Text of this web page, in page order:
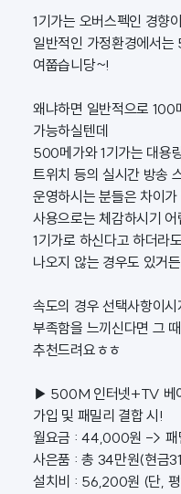
1기가는 오버스펙인 경향
일반적인 가정환경에서
여쭙습니당~!
왜냐하면 일반적으로
가능하실텐데
500메가와 1기가는 대용
트위치 등의 실시간 방송
운영하시는 분들은 차이
사용으로는 체감하시기
1기가로 하신다고 하더라
나오지 않는 경우도 있거
속도의 경우 선택사항이
부족함을 느끼신다면 그
추천드려요ㅎㅎ
▶ 500M 인터넷+TV 베
가입 및 패밀리 결합 시!
월요금 : 44,000원 -> 패
사은품 : 총 34만원(현금
설치비 : 56,200원 (단,